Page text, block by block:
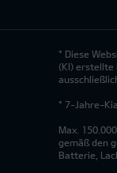
* Diese
(KI) erstellte
* 7-Jahre-
Max.
gemäß den
Batterie,